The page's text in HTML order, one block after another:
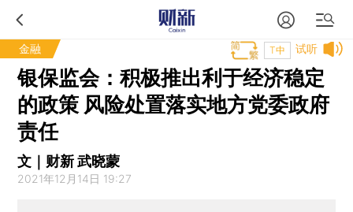
金融 试听
T中
银保监会：积极推出利于经济稳定
的政策 风险处置落实地方党委政府
责任
文｜财新 武晓蒙
2021年12月14日 19:27